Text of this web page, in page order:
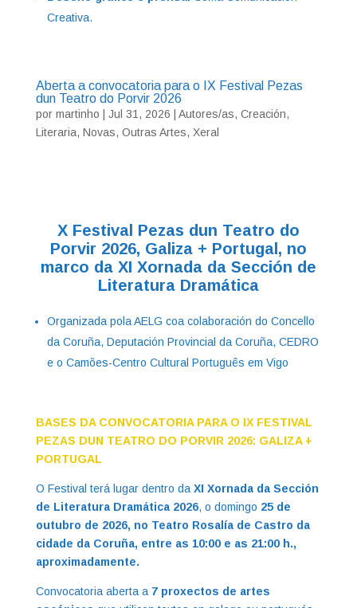
Creativa.
Aberta a convocatoria para o IX Festival Pezas
dun Teatro do Porvir 2026
por martinho Jul 31, 2026 Autores/as, Creación,
Literaria, Novas, Outras Artes, Xeral
X Festival Pezas dun Teatro do
Porvir 2026, Galiza + Portugal, no
marco da XI Xornada da Sección de
Literatura Dramática
Organizada pola AELG coa colaboración do Concello
da Coruña, Deputación Provincial da Coruña, CEDRO
e o Camões-Centro Cultural Português em Vigo
BASES DA CONVOCATORIA PARA O IX FESTIVAL
PEZAS DUN TEATRO DO PORVIR 2026: GALIZA +
PORTUGAL
O Festival terá lugar dentro da XI Xornada da Sección
de Literatura Dramática 2026, o domingo 25 de
outubro de 2026, no Teatro Rosalía de Castro da
cidade da Coruña, entre as 10:00 e as 21:00 h.,
aproximadamente.
Convocatoria aberta a 7 proxectos de artes